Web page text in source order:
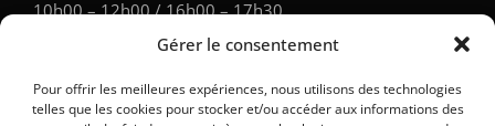
Gérer le consentement
Pour offrir les meilleures expériences, nous utilisons des technologies
telles que les cookies pour stocker et/ou accéder aux informations des
10h00 – 12h00 / 16h00 – 17h30
Du lundi au vendredi